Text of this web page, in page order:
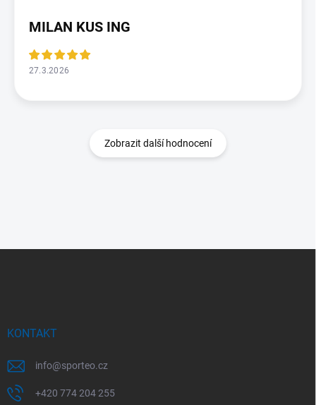
MILAN KUS ING
27.3.2026
Zobrazit další hodnocení
KONTAKT
info@sporteo.cz
+420 774 204 255